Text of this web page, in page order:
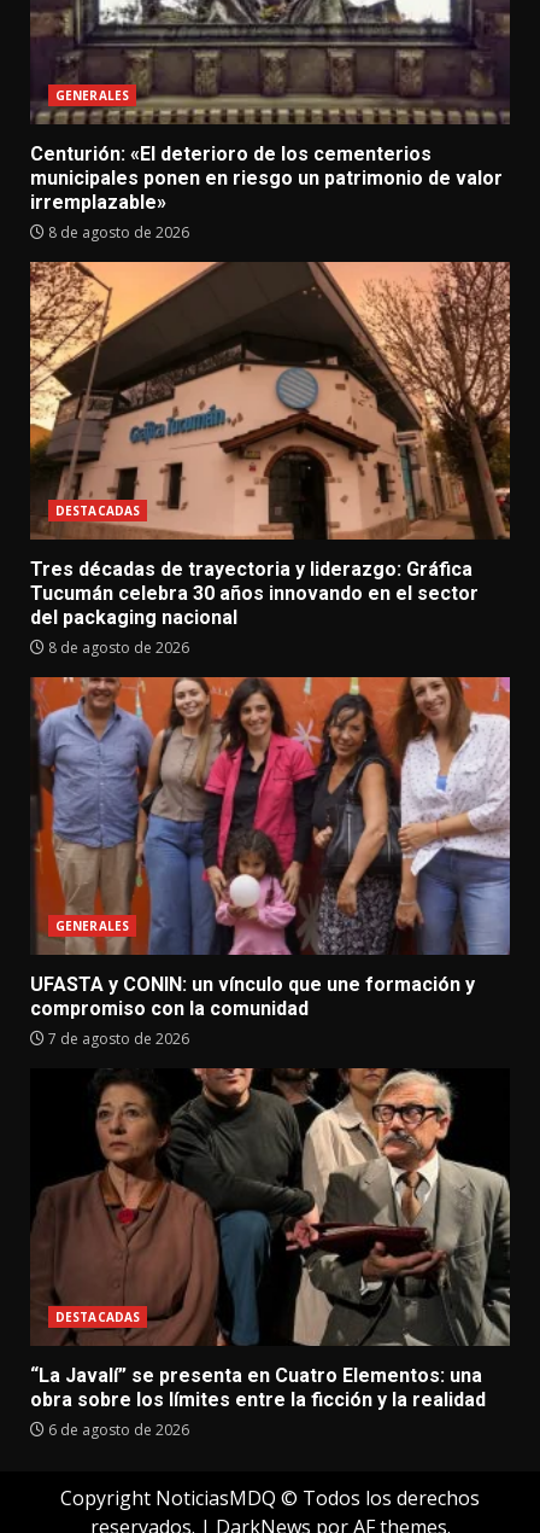
GENERALES
Centurión: «El deterioro de los cementerios
municipales ponen en riesgo un patrimonio de valor
irremplazable»
8 de agosto de 2026
DESTACADAS
Tres décadas de trayectoria y liderazgo: Gráfica
Tucumán celebra 30 años innovando en el sector
del packaging nacional
8 de agosto de 2026
GENERALES
UFASTA y CONIN: un vínculo que une formación y
compromiso con la comunidad
7 de agosto de 2026
DESTACADAS
“La Javalí” se presenta en Cuatro Elementos: una
obra sobre los límites entre la ficción y la realidad
6 de agosto de 2026
Copyright NoticiasMDQ © Todos los derechos
reservados. | DarkNews por AF themes.